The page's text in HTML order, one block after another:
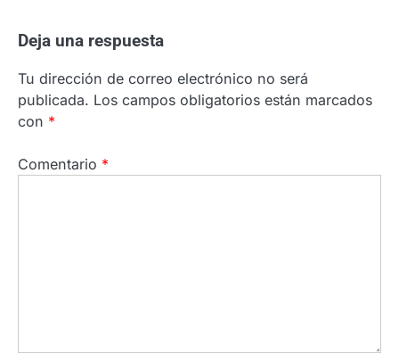
Deja una respuesta
Tu dirección de correo electrónico no será
publicada. Los campos obligatorios están marcados
con *
Comentario *